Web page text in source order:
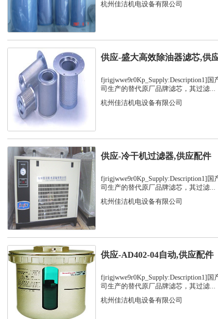
杭州佳洁机电设备有限公司
供应-盛大高效除油器滤芯,供
fjrigjwwe9r0Kp_Supply:Description1]国
司生产的替代原厂品牌滤芯，其过滤...
杭州佳洁机电设备有限公司
供应-冷干机过滤器,供应配件
fjrigjwwe9r0Kp_Supply:Description1]国
司生产的替代原厂品牌滤芯，其过滤...
杭州佳洁机电设备有限公司
供应-AD402-04自动,供应配件
fjrigjwwe9r0Kp_Supply:Description1]国
司生产的替代原厂品牌滤芯，其过滤...
杭州佳洁机电设备有限公司